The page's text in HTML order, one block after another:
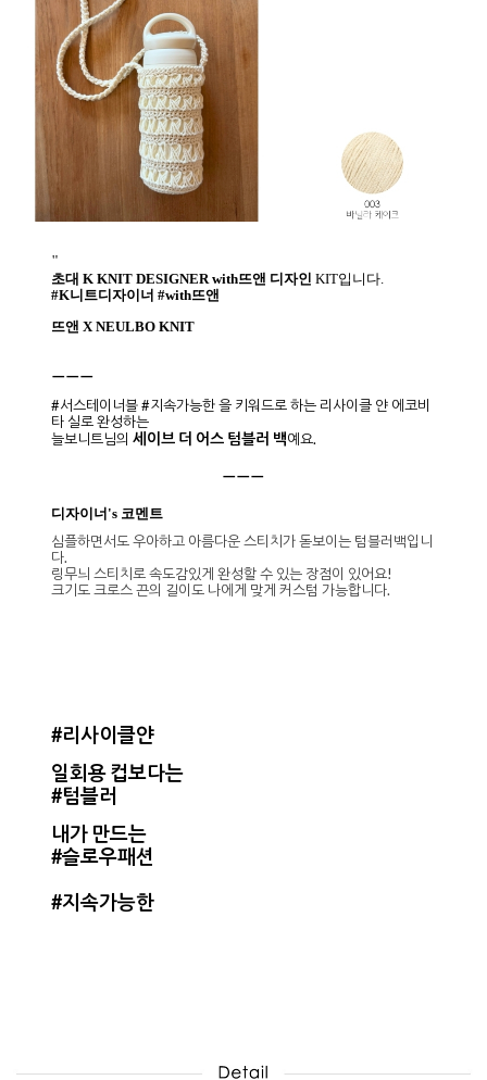
"
초대 K KNIT DESIGNER with뜨앤 디자인 KIT입니다.
#K니트디자이너 #with뜨앤
뜨앤 X NEULBO KNIT
ㅡㅡㅡ
#서스테이너블 #지속가능한 을 키워드로 하는 리사이클 얀 에코비
타 실로 완성하는
늘보니트님의 세이브 더 어스 텀블러 백예요.
ㅡㅡㅡ
디자이너's 코멘트
심플하면서도 우아하고 아름다운 스티치가 돋보이는 텀블러백입니
다.
링무늬 스티치로 속도감있게 완성할 수 있는 장점이 있어요!
크기도 크로스 끈의 길이도 나에게 맞게 커스텀 가능합니다.
#리사이클얀
일회용 컵보다는
#텀블러
내가 만드는
#슬로우패션
#지속가능한